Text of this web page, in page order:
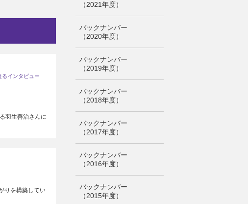
るインタビュー
羽生善治さんに
りを構築してい
（2021年度）
バックナンバー
（2020年度）
バックナンバー
（2019年度）
バックナンバー
（2018年度）
バックナンバー
（2017年度）
バックナンバー
（2016年度）
バックナンバー
（2015年度）